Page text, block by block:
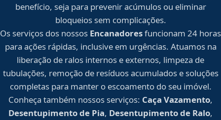
benefício, seja para prevenir acúmulos ou eliminar
bloqueios sem complicações.
Os serviços dos nossos Encanadoresfuncionam 24 horas
para ações rápidas, inclusive em urgências. Atuamos na
liberação de ralos internos e externos, limpeza de
tubulações, remoção de resíduos acumulados e soluções
completas para manter o escoamento do seu imóvel.
Conheça também nossos serviços: Caça Vazamento,
Desentupimento de Pia, Desentupimento de Ralo,